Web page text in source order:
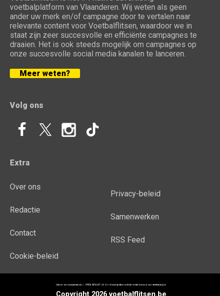
voetbalplatform van Vlaanderen. Wij weten als geen
ander uw merk en/of campagne door te vertalen naar
relevante content voor Voetbalflitsen, waardoor we in
staat zijn zeer succesvolle en efficiënte campagnes te
draaien. Het is ook steeds mogelijk om campagnes op
onze succesvolle social media kanalen te lanceren.
Meer weten?
Volg ons
Extra
Over ons
Redactie
Contact
Cookie-beleid
Privacy-beleid
Samenwerken
RSS Feed
Copyright 2026 voetbalflitsen.be